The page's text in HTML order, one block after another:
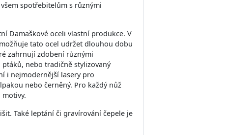
spotřebitelům s různými
Damaškové oceli vlastní produkce. V
tato ocel udržet dlouhou dobu
zahrnují zdobení různými
nebo tradičně stylizovaný
i nejmodernější lasery pro
nebo černěný. Pro každý nůž
Také leptání či gravírování čepele je